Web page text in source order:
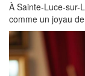
À Sainte-Luce-sur-
comme un joyau